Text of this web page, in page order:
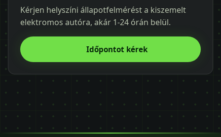
Kérjen helyszíni állapotfelmérést a kiszemelt
elektromos autóra, akár 1-24 órán belül.
Időpontot kérek